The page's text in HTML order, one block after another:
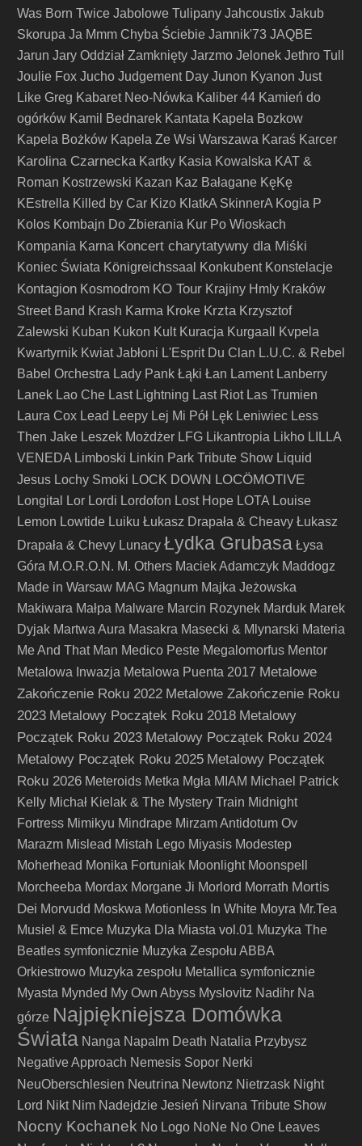
Was Born Twice Jabolowe Tulipany Jahcoustix Jakub
Skorupa Ja Mmm Chyba Ściebie Jamnik'73 JAQBE
Jarun Jary Oddział Zamknięty Jarzmo Jelonek Jethro Tull
Joulie Fox Jucho Judgement Day Junon Kyanon Just
Like Greg Kabaret Neo-Nówka Kaliber 44 Kamień do
ogórków Kamil Bednarek Kantata Kapela Bozkow
Kapela Bożków Kapela Ze Wsi Warszawa Karaś Karcer
Karolina Czarnecka Kartky Kasia Kowalska KAT &
Roman Kostrzewski Kazan Kaz Bałagane KęKę
KEstrella Killed by Car Kizo KlatkA SkinnerA Kogia P
Kolos Kombajn Do Zbierania Kur Po Wioskach
Kompania Karna Koncert charytatywny dla Miśki
Koniec Świata Königreichssaal Konkubent Konstelacje
Kontagion Kosmodrom KO Tour Krajiny Hmly Kraków
Street Band Krash Karma Kroke Krzta Krzysztof
Zalewski Kuban Kukon Kult Kuracja Kurgaall
Kvpela
Kwartyrnik Kwiat Jabłoni L'Esprit Du Clan L.U.C. & Rebel
Babel Orchestra Lady Pank Łąki Łan Lament Lanberry
Lanek Lao Che Last Lightning Last Riot Las Trumien
Laura Cox Lead Leepy Lej Mi Pół Lęk Leniwiec Less
Then Jake Leszek Możdżer LFG Likantropia Likho LILLA
VENEDA Limboski Linkin Park Tribute Show Liquid
Jesus Lochy Smoki LOCK DOWN LOCÖMOTIVE
Longital Lor Lordi Lordofon Lost Hope LOTA Louise
Lemon Lowtide Luiku Łukasz Drapała & Cheavy Łukasz
Drapała & Chevy Lunacy Łydka Grubasa Łysa
Góra M.O.R.O.N. M. Others Maciek Adamczyk Maddogz
Made in Warsaw MAG Magnum Majka Jeżowska
Makiwara Małpa Malware Marcin Rozynek Marduk Marek
Dyjak Martwa Aura Masakra Masecki & Mlynarski Materia
Me And That Man Medico Peste Megalomorfus Mentor
Metalowa Inwazja Metalowa Puenta 2017 Metalowe
Zakończenie Roku 2022 Metalowe Zakończenie Roku
2023 Metalowy Początek Roku 2018 Metalowy
Początek Roku 2023 Metalowy Początek Roku 2024
Metalowy Początek Roku 2025 Metalowy Początek
Roku 2026 Meteroids Metka Mgła MIAM Michael Patrick
Kelly Michał Kielak & The Mystery Train Midnight
Fortress Mimikyu Mindrape Mirzam Antidotum Ov
Marazm Mislead Mistah Lego Miyasis Modestep
Moherhead Monika Fortuniak Moonlight Moonspell
Morcheeba Mordax Morgane Ji Morlord Morrath Mortis
Dei Morvudd Moskwa Motionless In White Moyra Mr.Tea
Musiel & Emce Muzyka Dla Miasta vol.01 Muzyka The
Beatles symfonicznie Muzyka Zespołu ABBA
Orkiestrowo Muzyka zespołu Metallica symfonicznie
Myasta Mynded My Own Abyss Myslovitz Nadihr Na
górze Najpiękniejsza Domówka
Świata Nanga Napalm Death Natalia Przybysz
Negative Approach Nemesis Sopor Nerki
NeuOberschlesien Neutrina Newtonz Nietrzask Night
Lord Nikt Nim Nadejdzie Jesień Nirvana Tribute Show
Nocny Kochanek No Logo NoNe No One Leaves